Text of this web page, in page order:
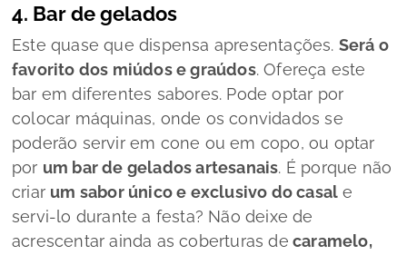
4. Bar de gelados
Este quase que dispensa apresentações. Será o
favorito dos miúdos e graúdos. Ofereça este
bar em diferentes sabores. Pode optar por
colocar máquinas, onde os convidados se
poderão servir em cone ou em copo, ou optar
por um bar de gelados artesanais. É porque não
criar um sabor único e exclusivo do casal e
servi-lo durante a festa? Não deixe de
acrescentar ainda as coberturas de caramelo,